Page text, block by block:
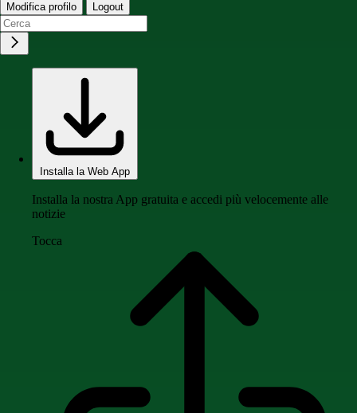
Modifica profilo Logout
Installa la Web App
Installa la nostra App gratuita e accedi più velocemente alle
notizie
Tocca